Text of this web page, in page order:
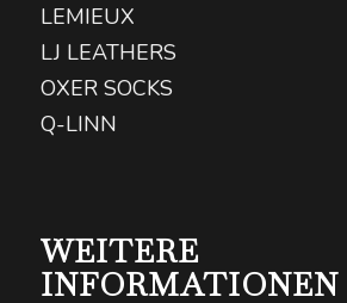
LEMIEUX
LJ LEATHERS
OXER SOCKS
Q-LINN
WEITERE
INFORMATIONEN